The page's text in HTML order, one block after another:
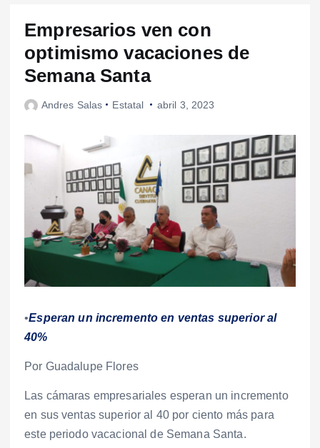
Empresarios ven con
optimismo vacaciones de
Semana Santa
Andres Salas Estatal abril 3, 2023
•Esperan un incremento en ventas superior al
40%
Por Guadalupe Flores
Las cámaras empresariales esperan un incremento
en sus ventas superior al 40 por ciento más para
este periodo vacacional de Semana Santa.